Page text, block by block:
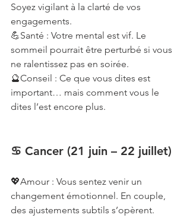
Soyez vigilant à la clarté de vos
engagements.
💪Santé : Votre mental est vif. Le
sommeil pourrait être perturbé si vous
ne ralentissez pas en soirée.
🔮Conseil : Ce que vous dites est
important… mais comment vous le
dites l’est encore plus.
♋ Cancer (21 juin – 22 juillet)
💖Amour : Vous sentez venir un
changement émotionnel. En couple,
des ajustements subtils s’opèrent.